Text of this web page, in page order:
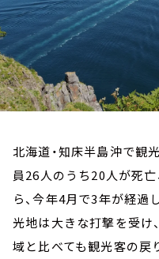
北海道・知床半島沖で観
員26人のうち20人が死
ら、今年4月で3年が経過
光地は大きな打撃を受け
域と比べても観光客の戻